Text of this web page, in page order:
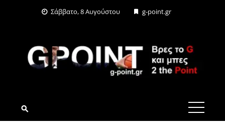
Σάββατο, 8 Αυγούστου g-point.gr
G-POINT.GR